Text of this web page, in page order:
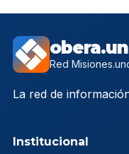
Red
La red de
Institucional